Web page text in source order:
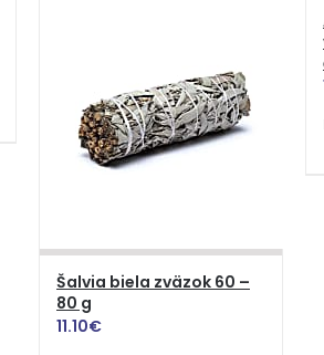
Šalvia biela zväzok 60 –
80 g
11.10€